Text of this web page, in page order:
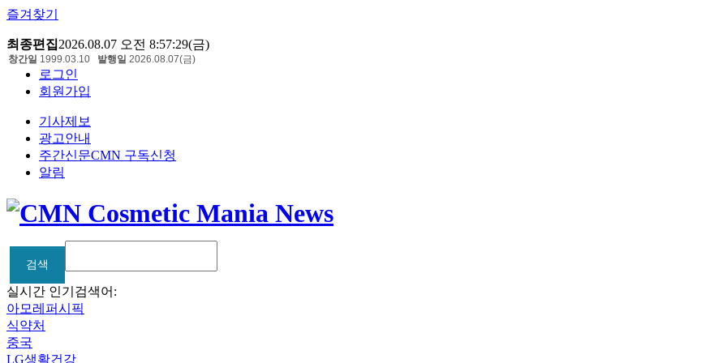
즐겨찾기
최종편집2026.08.07 오전 8:57:29(금)
로그인
회원가입
기사제보
광고안내
주간신문CMN 구독신청
알림
창간일 1999.03.10 발행일 2026.08.07(금)
검색
검색
실시간 인기검색어:
아모레퍼시픽
식약처
중국
LG생활건강